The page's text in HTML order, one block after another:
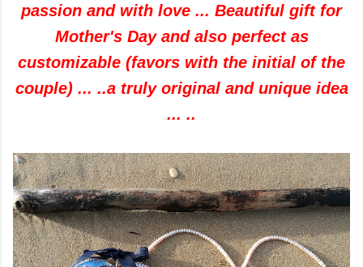
passion and with love ... Beautiful gift for
Mother's Day and also perfect as
customizable (favors with the initial of the
couple) ... ..a truly original and unique idea
... ..